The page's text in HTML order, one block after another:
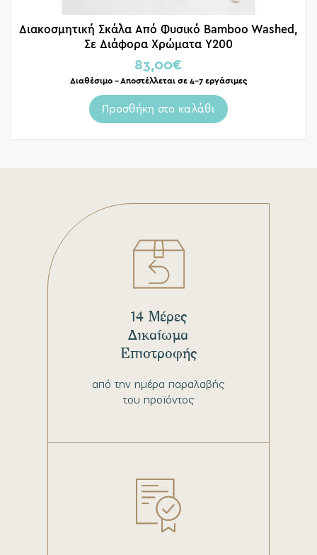
Διακοσμητική Σκάλα Από Φυσικό Bamboo Washed,
Σε Διάφορα Χρώματα Υ200
83,00€
Διαθέσιμο – Αποστέλλεται σε 4-7 εργάσιμες
Προσθήκη στο καλάθι
από την ημέρα παραλαβής
του προϊόντος
14 Μέρες
Δικαίωμα
Επιστροφής